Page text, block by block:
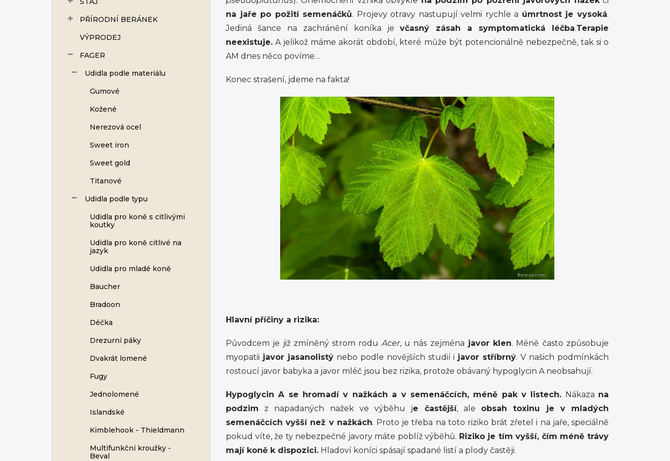
PŘÍRODNÍ BERÁNEK
VÝPRODEJ
FAGER
Udidla podle materiálu
Gumové
Kožené
Nerezová ocel
Sweet iron
Sweet gold
Titanové
Udidla podle typu
Udidla pro koně s citlivými
koutky
Udidla pro koně citlivé na
jazyk
Udidla pro mladé koně
Baucher
Bradoon
Déčka
Drezurní páky
Dvakrát lomené
Fugy
Jednolomené
Islandské
Kimblehook - Thieldmann
Multifunkční kroužky -
Beval
na jaře po požití semenáčků. Projevy otravy nastupují velmi rychle a úmrtnost je vysoká.
Jediná šance na zachránění koníka jevčasný zásah a symptomatická léčba.Terapie
neexistuje. A jelikož máme akorát období, které může být potencionálně nebezpečně, tak si o
AM dnes něco povíme…
Konec strašení, jdeme na fakta!
Hlavní příčiny a rizika:
Původcem je již zmíněný strom roduAcer, u nás zejména javor klen. Méně často způsobuje
myopatii javor jasanolistýnebo podle novějších studií i javor stříbrný. V našich podmínkách
rostoucí javor babyka a javor mléč jsou bez rizika, protože obávaný hypoglycin A neobsahují.
Hypoglycin A se hromadí v nažkách a v semenáčcích, méně pak v listech. Nákaza na
podzim z napadaných nažek ve výběhu je častější, ale obsah toxinu je v mladých
semenáčcích vyšší než v nažkách. Proto je třeba na toto riziko brát zřetel i na jaře, speciálně
pokud víte, že ty nebezpečné javory máte poblíž výběhů. Riziko je tím vyšší, čím méně trávy
mají koně k dispozici. Hladoví koníci spásají spadané listí a plody častěji.